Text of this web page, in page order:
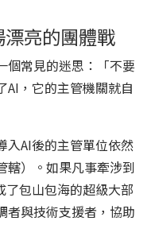
亮的團體戰
個常見的迷思：「不要
AI，它的主管機關就自
入AI後的主管單位依然
轄）。如果凡事牽涉到
了包山包海的超級大部
者與技術支援者，協助